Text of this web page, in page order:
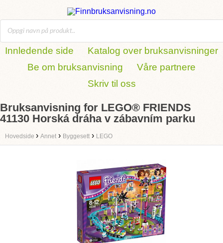
Innledende side
Katalog over bruksanvisninger
Be om bruksanvisning
Våre partnere
Skriv til oss
Bruksanvisning for LEGO® FRIENDS
41130 Horská dráha v zábavním parku
Hovedside › Annet › Byggesett › LEGO